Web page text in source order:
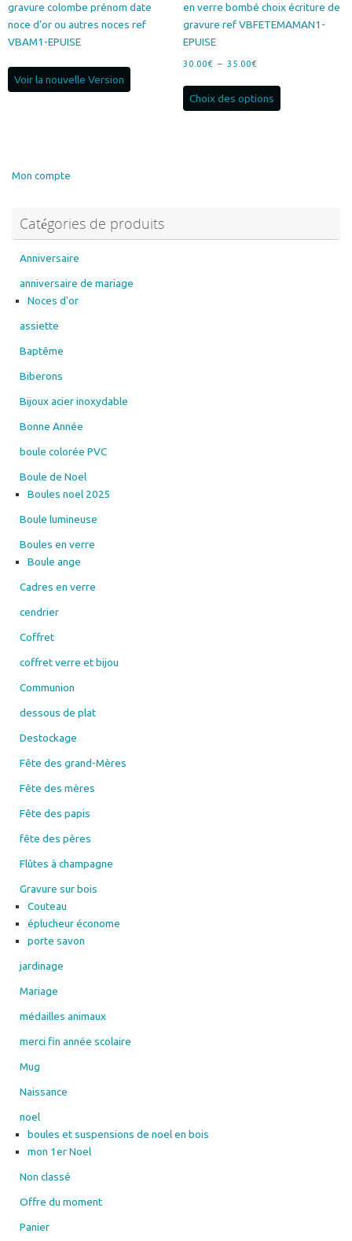
gravure colombe prénom date
noce d’or ou autres noces ref
VBAM1-EPUISE
Voir la nouvelle Version
en verre bombé choix écriture de
gravure ref VBFETEMAMAN1-
EPUISE
30.00€ – 35.00€Plage
prix :
30.00€
Choix des options
Ce
choisies
Mon compte
Catégories de produits
Anniversaire
anniversaire de mariage
Noces d'or
assiette
Baptême
Biberons
Bijoux acier inoxydable
Bonne Année
boule colorée PVC
Boule de Noel
Boules noel 2025
Boule lumineuse
Boules en verre
Boule ange
Cadres en verre
cendrier
Coffret
coffret verre et bijou
Communion
dessous de plat
Destockage
Fête des grand-Mères
Fête des mères
Fête des papis
fête des pères
Flûtes à champagne
Gravure sur bois
Couteau
éplucheur économe
porte savon
jardinage
Mariage
médailles animaux
merci fin année scolaire
Mug
Naissance
noel
boules et suspensions de noel en bois
mon 1er Noel
Non classé
Offre du moment
Panier